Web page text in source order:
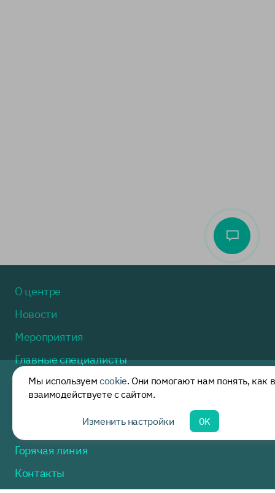
О центре
Новости
Мероприятия
Главные специалисты
Методические рекомендации
Нормативные акты
Горячая линия
Контакты
Мы используем cookie. Они помогают нам понять, как
взаимодействуете с сайтом.
Изменить настройки OK